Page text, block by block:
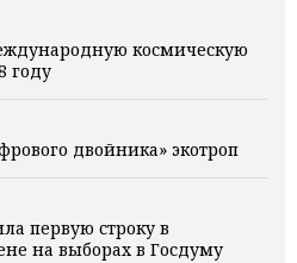
космическую
году
двойника» экотроп
первую строку в
на выборах в Госдуму